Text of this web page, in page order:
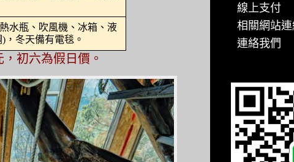
水瓶、吹風機、冰箱、液
，冬天備有電毯。
初六為假日價。
線上支付
相關網站連
連絡我們